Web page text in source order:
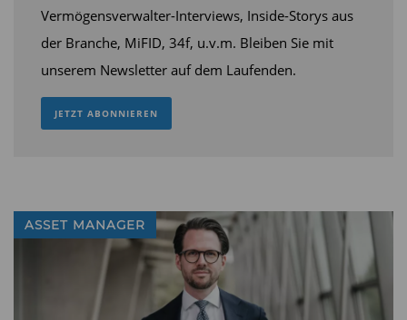
Investment Gruppe bis Ende August 17,5
Milliarden Euro neuer Zuflüsse in Fonds
verbuchen. Branchenweit betrugen die gesamten
Euro.(jk)
Vermögensverwalter-Interviews, Inside-Storys aus
der Branche, MiFID, 34f, u.v.m. Bleiben Sie mit
unserem Newsletter auf dem Laufenden.
JETZT ABONNIEREN
ASSET MANAGER